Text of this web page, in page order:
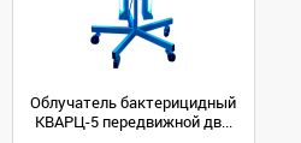
Облучатель бактерицидный
КВАРЦ-5 передвижной дв...